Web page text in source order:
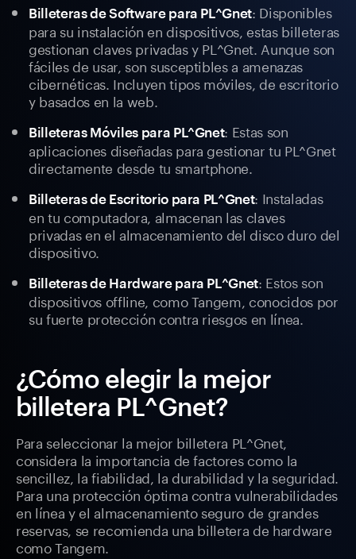
Billeteras de Software para PL^Gnet: Disponibles
para su instalación en dispositivos, estas billeteras
gestionan claves privadas y PL^Gnet. Aunque son
fáciles de usar, son susceptibles a amenazas
cibernéticas. Incluyen tipos móviles, de escritorio
y basados en la web.
Billeteras Móviles para PL^Gnet: Estas son
aplicaciones diseñadas para gestionar tu PL^Gnet
directamente desde tu smartphone.
Billeteras de Escritorio para PL^Gnet: Instaladas
en tu computadora, almacenan las claves
privadas en el almacenamiento del disco duro del
dispositivo.
Billeteras de Hardware para PL^Gnet: Estos son
dispositivos offline, como Tangem, conocidos por
su fuerte protección contra riesgos en línea.
¿Cómo elegir la mejor
billetera PL^Gnet?
Para seleccionar la mejor billetera PL^Gnet,
considera la importancia de factores como la
sencillez, la fiabilidad, la durabilidad y la seguridad.
Para una protección óptima contra vulnerabilidades
en línea y el almacenamiento seguro de grandes
reservas, se recomienda una billetera de hardware
como Tangem.